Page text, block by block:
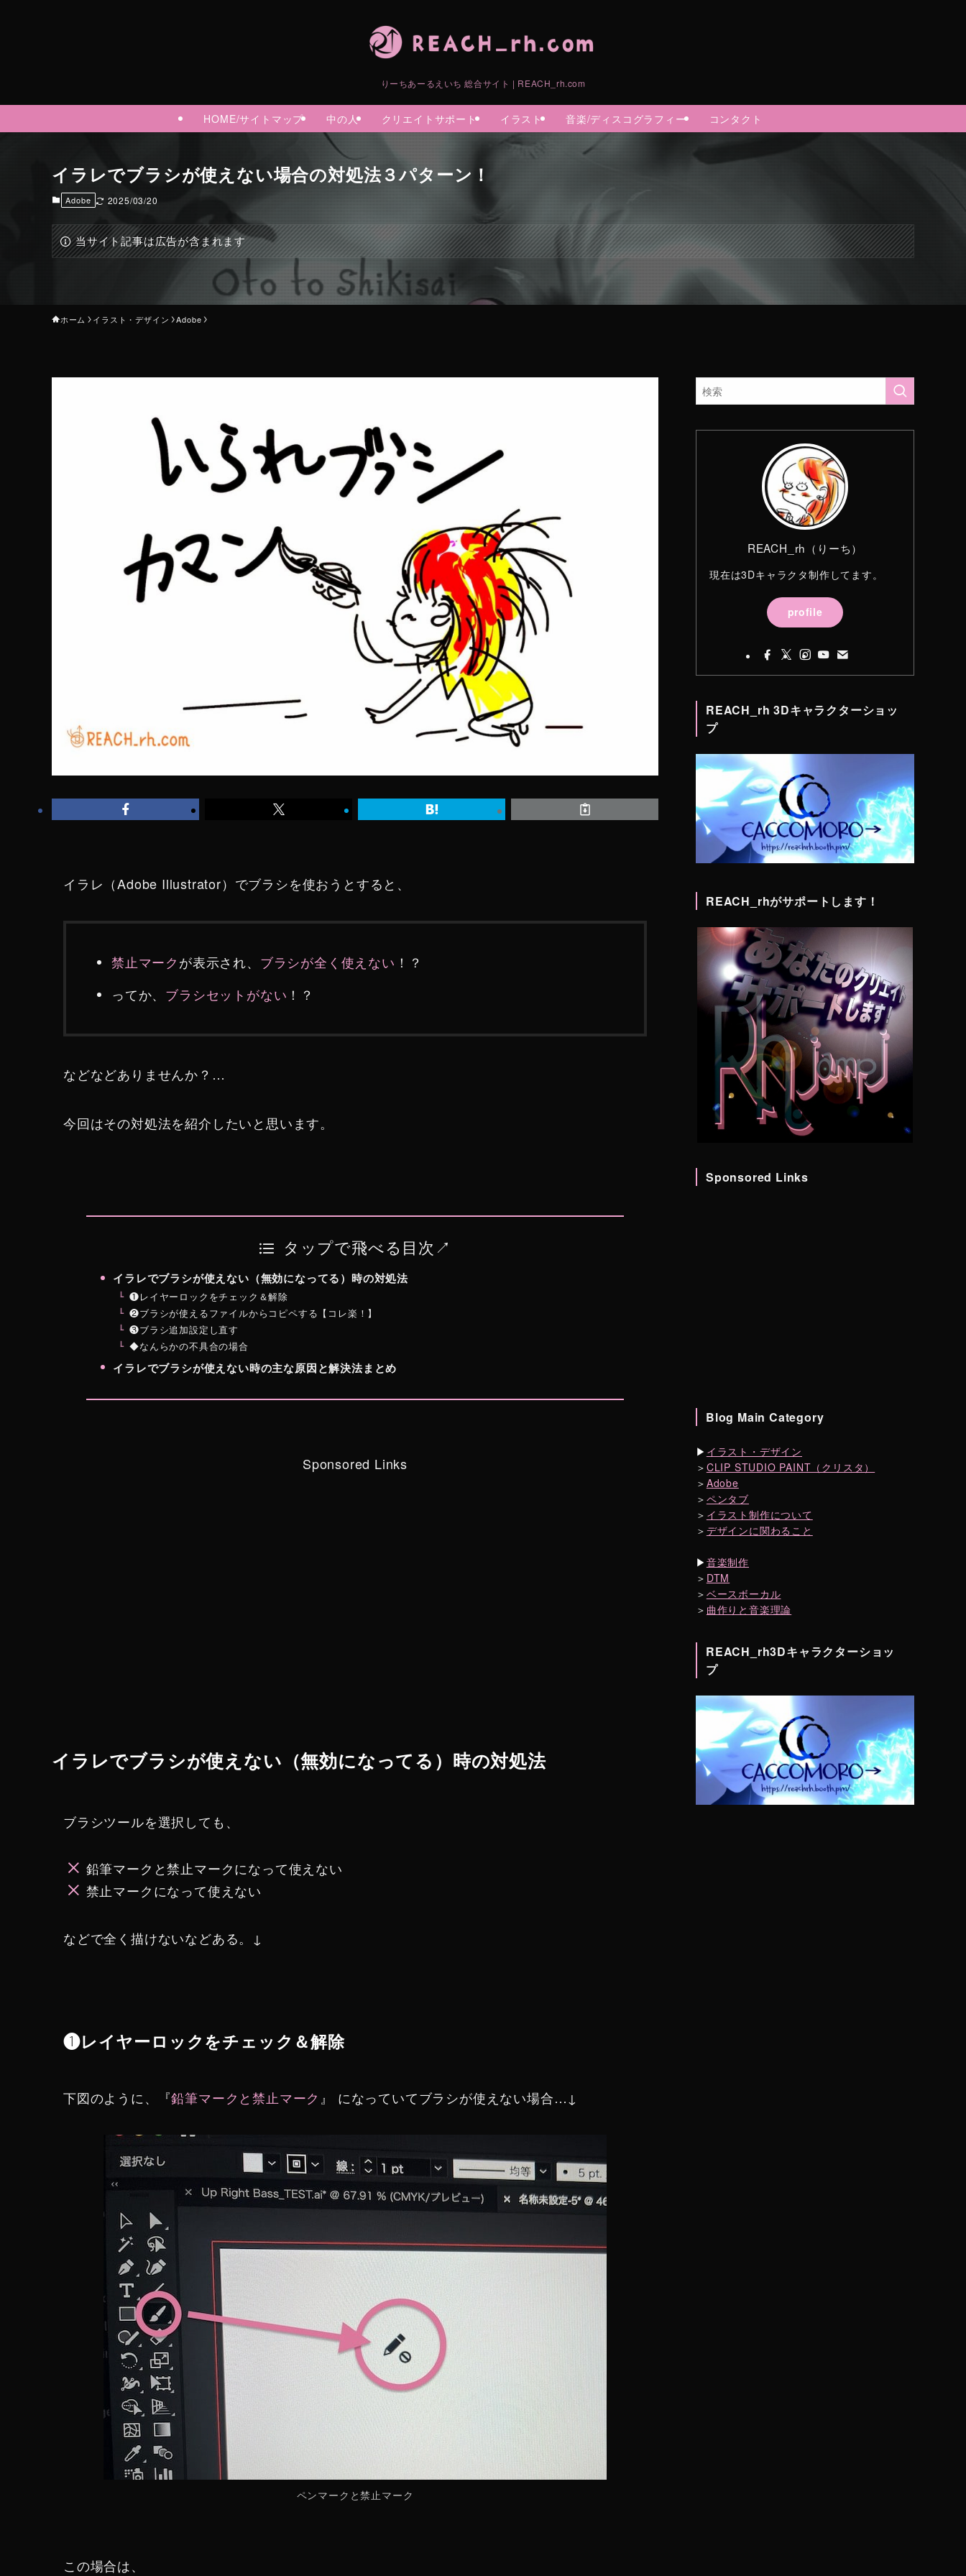
りーちあーるえいち 総合サイト | REACH_rh.com
HOME/サイトマップ 中の人 クリエイトサポート イラスト 音楽/ディスコグラフィー コンタクト
イラレでブラシが使えない場合の対処法３パターン！
Adobe 2025/03/20
当サイト記事は広告が含まれます
ホーム イラスト・デザイン Adobe
イラレ（Adobe Illustrator）でブラシを使おうとすると、
禁止マークが表示され、 ブラシが全く使えない ！？
ってか、 ブラシセットがない ！？
などなどありませんか？…
今回はその対処法を紹介したいと思います。
タップで飛べる目次↗︎
イラレでブラシが使えない（無効になってる）時の対処法
❶レイヤーロックをチェック＆解除
❷ブラシが使えるファイルからコピペする【コレ楽！】
❸ブラシ追加設定し直す
◆なんらかの不具合の場合
イラレでブラシが使えない時の主な原因と解決法まとめ
Sponsored Links
イラレでブラシが使えない（無効になってる）時の対処法
ブラシツールを選択しても、
鉛筆マークと禁止マークになって使えない
禁止マークになって使えない
などで全く描けないなどある。↓
❶レイヤーロックをチェック＆解除
下図のように、『鉛筆マークと禁止マーク 』 になっていてブラシが使えない場合…↓
ペンマークと禁止マーク
この場合は、
REACH_rh（りーち）
現在は3Dキャラクタ制作してます。
profile
REACH_rh 3Dキャラクターショッ
プ
REACH_rhがサポートします！
Sponsored Links
Blog Main Category
▶︎ イラスト・デザイン
＞ CLIP STUDIO PAINT（クリスタ）
＞ Adobe
＞ ペンタブ
＞ イラスト制作について
＞ デザインに関わること
▶︎ 音楽制作
＞ DTM
＞ ベースボーカル
＞ 曲作りと音楽理論
REACH_rh3Dキャラクターショッ
プ